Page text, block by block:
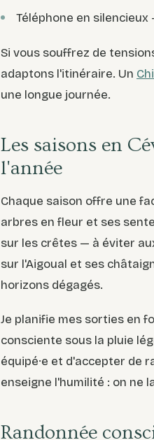
Téléphone en
Si vous souffrez de
adaptons l'itinéraire. Un
une longue journée.
Les saisons en
l'année
Chaque saison offre une
arbres en fleur et ses
sur les crêtes — à éviter
sur l'Aigoual et ses
horizons dégagés.
Je planifie mes sorties en
consciente sous la pluie
équipé·e et d'accepter de
enseigne l'humilité : on ne
Randonnée